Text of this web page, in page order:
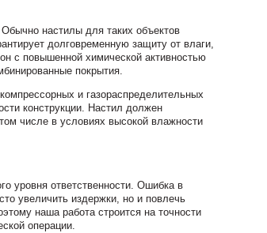
настилы для таких объектов
долговременную защиту от влаги,
с повышенной химической активностью
покрытия.
и газораспределительных
конструкции. Настил должен
числе в условиях высокой влажности
уровня ответственности. Ошибка в
увеличить издержки, но и повлечь
наша работа строится на точности
операции.